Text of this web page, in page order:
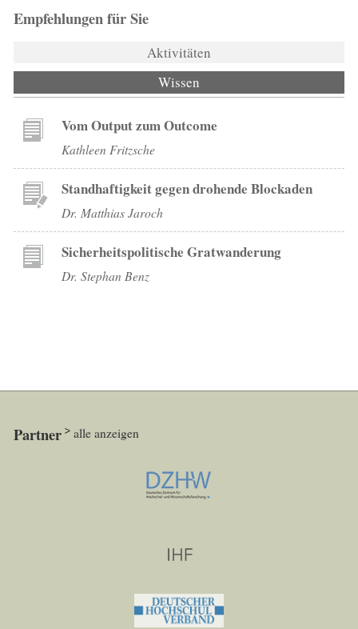
Empfehlungen für Sie
Aktivitäten
Wissen
Vom Output zum Outcome
Kathleen Fritzsche
Standhaftigkeit gegen drohende Blockaden
Dr. Matthias Jaroch
Sicherheitspolitische Gratwanderung
Dr. Stephan Benz
Partner alle anzeigen